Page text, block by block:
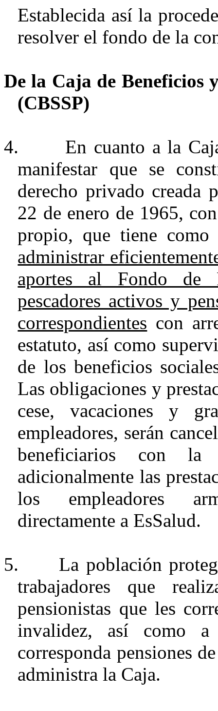
Establecida así la
resolver el fondo de la
De la Caja de Beneficios
(CBSSP)
4.
En cuanto a la
manifestar que se
derecho privado creada
22 de enero de 1965,
propio, que tiene
administrar
aportes al Fondo de
pescadores activos y
correspondientes con
estatuto, así como
de los beneficios
Las obligaciones y
cese, vacaciones y
empleadores, serán
beneficiarios con
adicionalmente las
los empleadores
directamente a EsSalud.
5.
La población
trabajadores que
pensionistas que les
invalidez, así como a
corresponda pensiones
administra la Caja.